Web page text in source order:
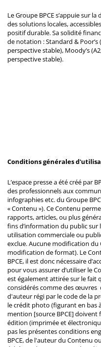
Le Groupe BPCE s’appuie sur
des solutions locales,
positif durable. Sa solidité
de notation : Standard & Poor’s
perspective stable), Moody’s
perspective stable).
Conditions générales
L’espace presse a été créé par
des professionnels aux
infographies etc. du Groupe
« Contenu »). Ce Contenu
rapports, articles, ou plus
fins d’information du public sur
utilisation commerciale ou
exclue. Aucune modification du
modification de format). Le
BPCE, il est donc nécessaire
pour vous assurer d’utiliser le
est également attirée sur le fait
considérés comme des œuvres
d'auteur régi par le code de la
le crédit photo (figurant en bas
mention [source BPCE]
édition (imprimée et
pas les présentes conditions
BPCE, de l'auteur du Contenu